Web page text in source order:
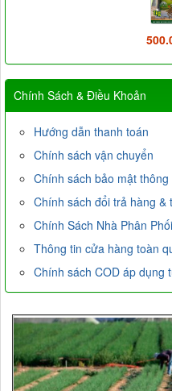
Chính Sách & Điều Khoản
Hướng dẫn thanh toán
Chính sách vận chuyển
Chính sách bảo mật thông
Chính sách đổi trả hàng &
Chính Sách Nhà Phân
Thông tin cửa hàng toàn
Chính sách COD áp dụng